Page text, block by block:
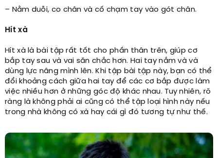
– Nằm duỗi, co chân và cố chạm tay vào gót chân.
Hít xà
Hít xà là bài tập rất tốt cho phần thân trên, giúp cơ
bắp tay sau và vai săn chắc hơn. Hai tay nắm và và
dùng lực nâng mình lên. Khi tập bài tập này, bạn có thể
đổi khoảng cách giữa hai tay để các cơ bắp được làm
việc nhiều hơn ở những góc độ khác nhau. Tuy nhiên, rõ
ràng là không phải ai cũng có thể tập loại hình này nếu
trong nhà không có xà hay cái gì đó tương tự như thế.